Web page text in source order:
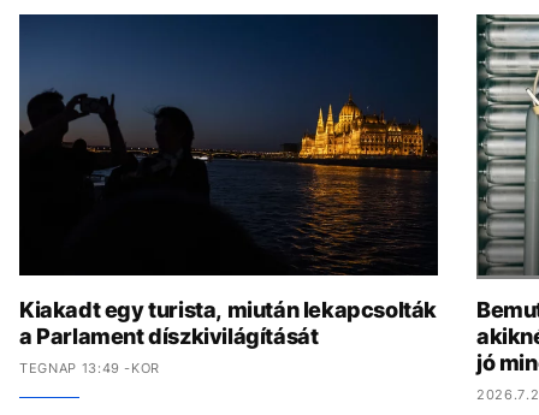
Kiakadt egy turista, miután lekapcsolták
a Parlament díszkivilágítását
TEGNAP 13:49 -KOR
jó